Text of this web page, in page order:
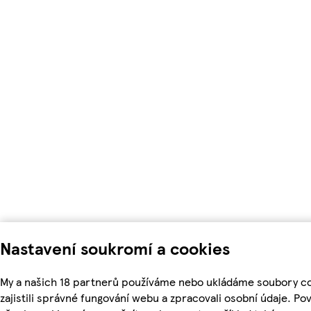
Nastavení soukromí a cookies
My a našich 18 partnerů používáme nebo ukládáme soubory
zajistili správné fungování webu a zpracovali osobní údaje.